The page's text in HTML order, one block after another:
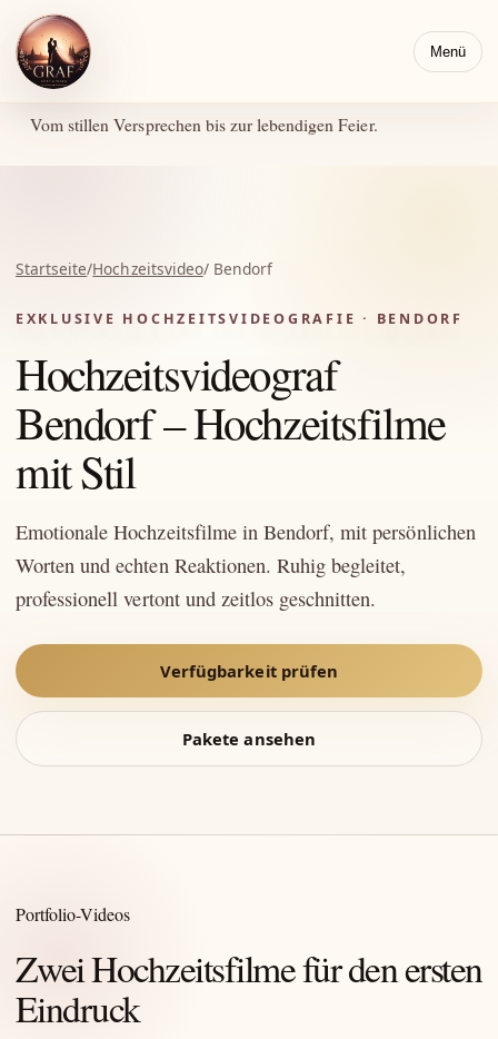
Menü
Vom stillen Versprechen bis zur lebendigen Feier.
Startseite/Hochzeitsvideo/ Bendorf
EXKLUSIVE HOCHZEITSVIDEOGRAFIE · BENDORF
Hochzeitsvideograf
Bendorf – Hochzeitsfilme
mit Stil
Emotionale Hochzeitsfilme in Bendorf, mit persönlichen
Worten und echten Reaktionen. Ruhig begleitet,
professionell vertont und zeitlos geschnitten.
Verfügbarkeit prüfen
Pakete ansehen
Portfolio-Videos
Zwei Hochzeitsfilme für den ersten
Eindruck